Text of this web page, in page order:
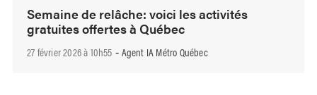
Semaine de relâche: voici les activités
gratuites offertes à Québec
27 février 2026 à 10h55 - Agent IA Métro Québec